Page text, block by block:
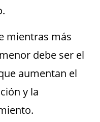
mientras más
debe ser el
aumentan el
y la